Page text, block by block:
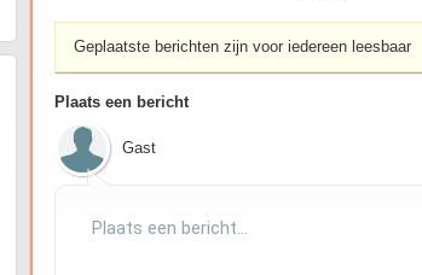
Geplaatste berichten zijn voor iedereen leesbaar
Plaats een bericht
Gast